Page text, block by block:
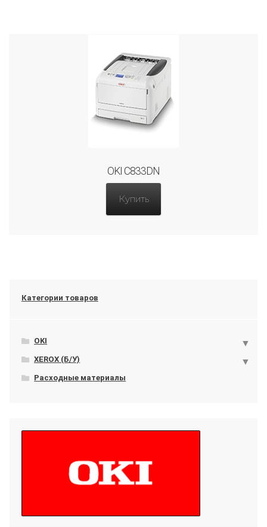
OKI C833DN
Купить
Категории товаров
OKI
XEROX (Б/У)
Расходные материалы